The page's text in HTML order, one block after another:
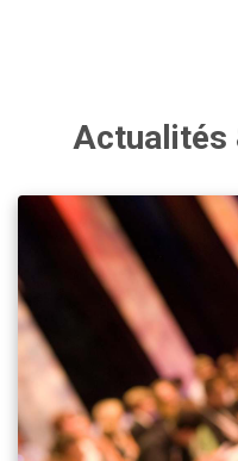
Actualités